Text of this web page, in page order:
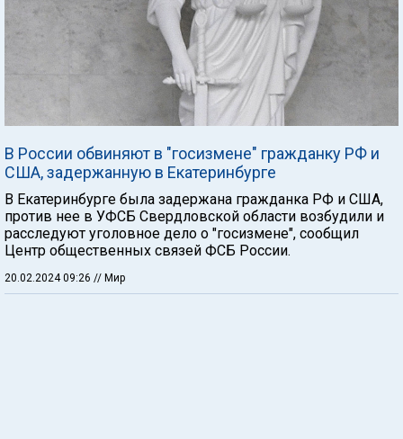
В России обвиняют в "госизмене" гражданку РФ и
США, задержанную в Екатеринбурге
В Екатеринбурге была задержана гражданка РФ и США,
против нее в УФСБ Свердловской области возбудили и
расследуют уголовное дело о "госизмене", сообщил
Центр общественных связей ФСБ России.
20.02.2024 09:26 // Мир